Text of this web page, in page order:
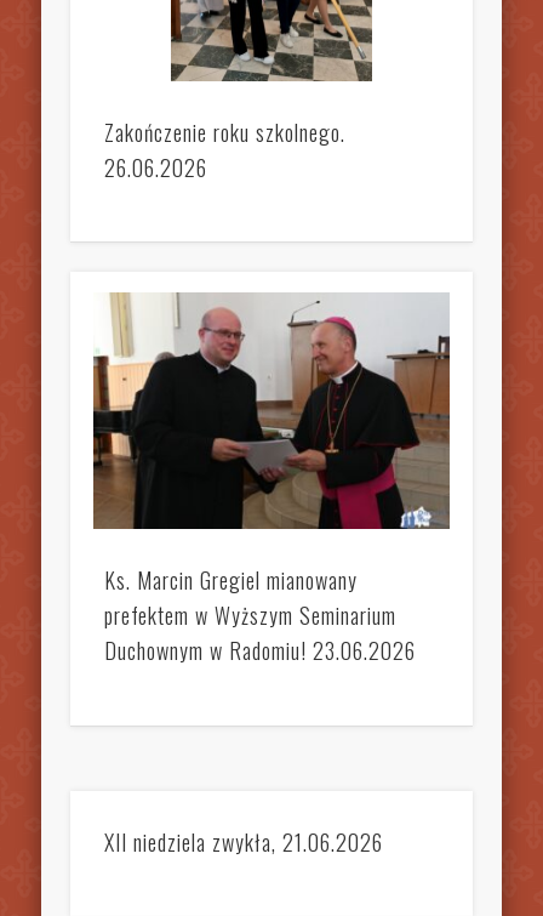
Zakończenie roku szkolnego.
26.06.2026
Ks. Marcin Gregiel mianowany
prefektem w Wyższym Seminarium
Duchownym w Radomiu! 23.06.2026
XII niedziela zwykła, 21.06.2026